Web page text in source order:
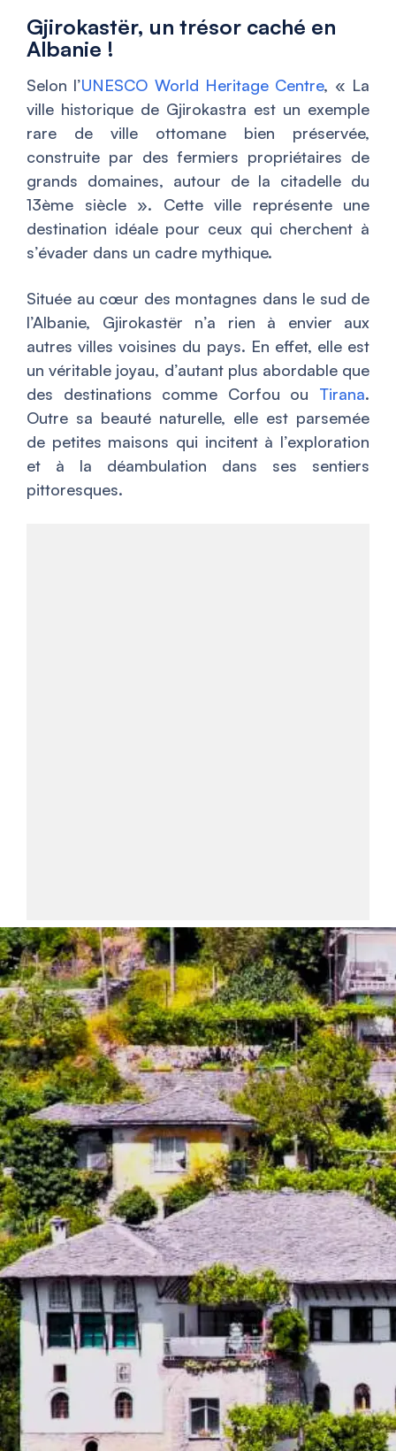
Gjirokastër, un trésor caché en
Albanie !
Selon l’UNESCO World Heritage Centre, « La
ville historique de Gjirokastra est un exemple
rare de ville ottomane bien préservée,
construite par des fermiers propriétaires de
grands domaines, autour de la citadelle du
13ème siècle». Cette ville représente une
destination idéale pour ceux qui cherchent à
s’évader dans un cadre mythique.
Située au cœur des montagnes dans le sud de
l’Albanie, Gjirokastër n’a rien à envier aux
autres villes voisines du pays. En effet, elle est
un véritable joyau, d’autant plus abordable que
des destinations comme Corfou ou Tirana.
Outre sa beauté naturelle, elle est parsemée
de petites maisons qui incitent à l’exploration
et à la déambulation dans ses sentiers
pittoresques.